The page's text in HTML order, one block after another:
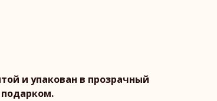
и упакован в прозрачный